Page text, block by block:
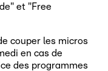
et "Free
couper les micros
en cas de
des programmes